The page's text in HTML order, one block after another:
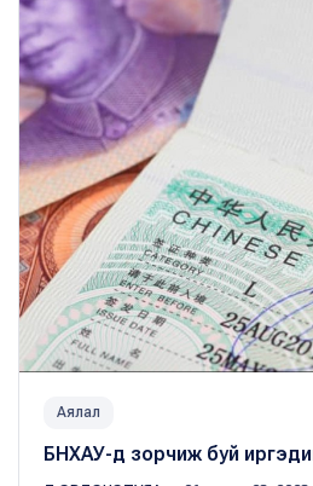
Аялал
БНХАУ-д зорчиж буй